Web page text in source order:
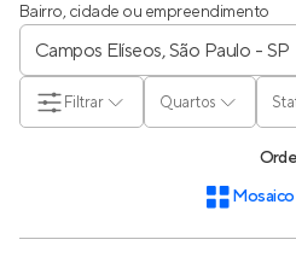
Bairro, cidade ou empreendimento
Quartos
Filtrar
Mosaico